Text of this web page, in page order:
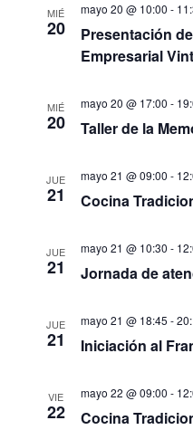
MIÉ
20
Presentación
Empresarial
mayo 20 @ 10:00 -
MIÉ
20 Taller de la
mayo 20 @ 17:00 -
JUE
21 Cocina
mayo 21 @ 09:00 -
JUE
21 Jornada de
mayo 21 @ 10:30 -
JUE
21 Iniciación al
mayo 21 @ 18:45 -
VIE
22 Cocina
mayo 22 @ 09:00 -